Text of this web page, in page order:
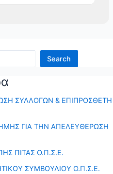
Search
ΣΥΛΛΟΓΩΝ & ΕΠΙΠΡΟΣΘΕΤΗ
ΓΙΑ ΤΗΝ ΑΠΕΛΕΥΘΕΡΩΣΗ
ΠΙΤΑΣ Ο.Π.Σ.Ε.
ΣΥΜΒΟΥΛΙΟΥ Ο.Π.Σ.Ε.